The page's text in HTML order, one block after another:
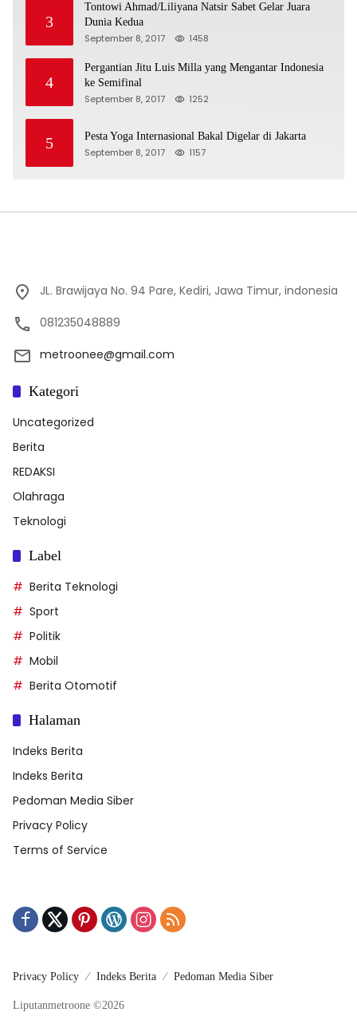
3
Tontowi Ahmad/Liliyana Natsir Sabet Gelar Juara
Dunia Kedua
September 8, 2017 1458
4
Pergantian Jitu Luis Milla yang Mengantar Indonesia
ke Semifinal
September 8, 2017 1252
5 Pesta Yoga Internasional Bakal Digelar di Jakarta
September 8, 2017 1157
JL. Brawijaya No. 94 Pare, Kediri, Jawa Timur, indonesia
081235048889
metroonee@gmail.com
Kategori
Uncategorized
Berita
REDAKSI
Olahraga
Teknologi
Label
Berita Teknologi
Sport
Politik
Mobil
Berita Otomotif
Halaman
Indeks Berita
Indeks Berita
Pedoman Media Siber
Privacy Policy
Terms of Service
Privacy Policy Indeks Berita Pedoman Media Siber
Liputanmetroone ©2026